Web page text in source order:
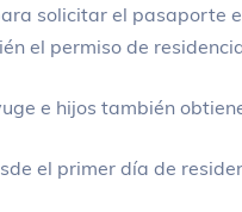
solicitar el pasaporte
el permiso de
e hijos también
el primer día de